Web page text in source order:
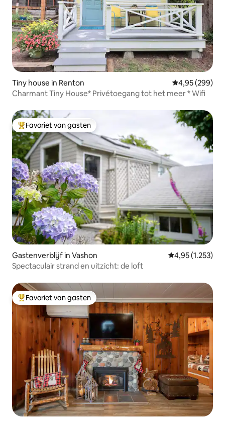
Tiny house in Renton Gemiddelde
4,95 (299)
Charmant Tiny House* Privétoegang tot het meer * Wifi
Topfavoriet van gasten
Favoriet van gasten
Gastenverblijf in Vashon Gemiddelde
4,95 (1.253)
Spectaculair strand en uitzicht: de loft
Topfavoriet van gasten
Favoriet van gasten